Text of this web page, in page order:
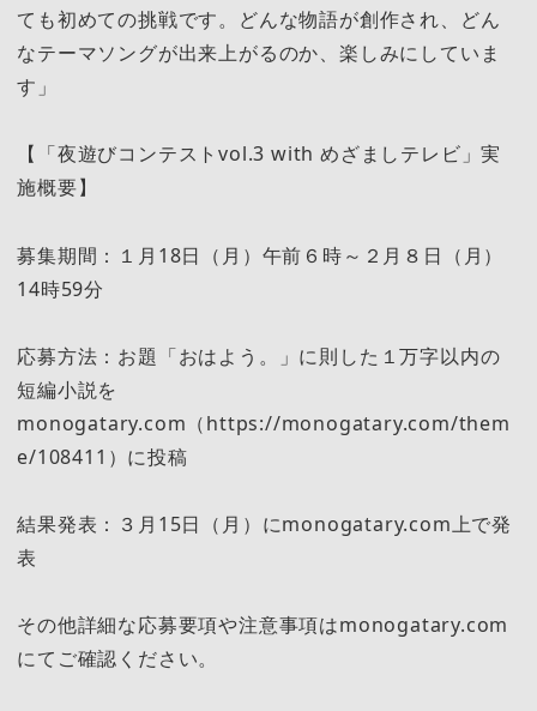
ても初めての挑戦です。どんな物語が創作され、どん
なテーマソングが出来上がるのか、楽しみにしていま
す」
【「夜遊びコンテストvol.3 with めざましテレビ」実
施概要】
募集期間：１月18日（月）午前６時～２月８日（月）
14時59分
応募方法：お題「おはよう。」に則した１万字以内の
短編小説を
monogatary.com（https://monogatary.com/them
e/108411）に投稿
結果発表：３月15日（月）にmonogatary.com上で発
表
その他詳細な応募要項や注意事項はmonogatary.com
にてご確認ください。